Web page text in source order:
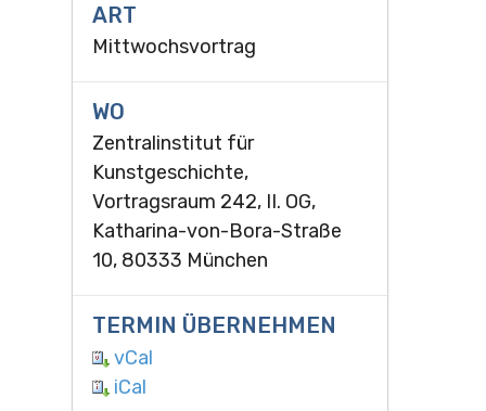
ART
Mittwochsvortrag
WO
Zentralinstitut für
Kunstgeschichte,
Vortragsraum 242, II. OG,
Katharina-von-Bora-Straße
10, 80333 München
TERMIN ÜBERNEHMEN
vCal
iCal